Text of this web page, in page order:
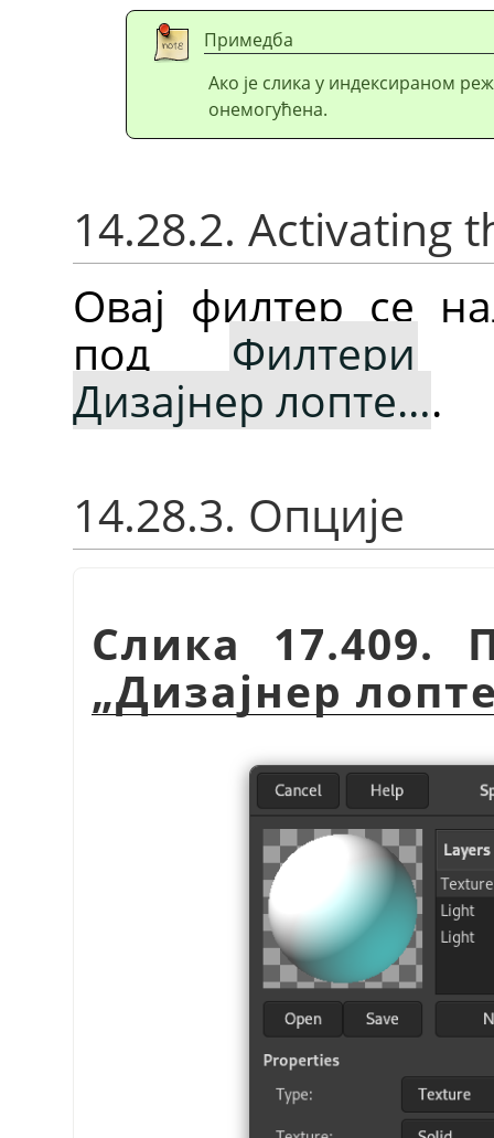
Примедба
Ако је слика у индексираном
онемогућена.
14.28.2. Activating
Овај филтер се
под Филтери
Дизајнер лопте….
14.28.3. Опције
Слика 17.409.
„Дизајнер